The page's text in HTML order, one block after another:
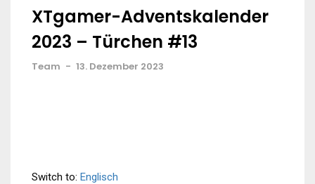
XTgamer-Adventskalender
2023 – Türchen #13
Team - 13. Dezember 2023
Switch to: Englisch